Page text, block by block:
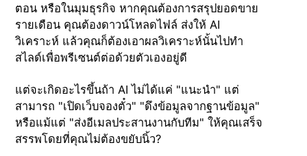
ตอน หรือในมุมธุรกิจ หากคุณต้องการสรุปยอดขาย
รายเดือน คุณต้องดาวน์โหลดไฟล์ ส่งให้ AI
วิเคราะห์ แล้วคุณก็ต้องเอาผลวิเคราะห์นั้นไปทำ
สไลด์เพื่อพรีเซนต์ต่อด้วยตัวเองอยู่ดี
แต่จะเกิดอะไรขึ้นถ้า AI ไม่ได้แค่ "แนะนำ" แต่
สามารถ "เปิดเว็บจองตั๋ว" "ดึงข้อมูลจากฐานข้อมูล"
หรือแม้แต่ "ส่งอีเมลประสานงานกับทีม" ให้คุณเสร็จ
สรรพโดยที่คุณไม่ต้องขยับนิ้ว?